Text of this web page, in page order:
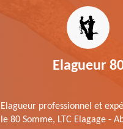
Elagueur
Elagueur professionnel et
le 80 Somme, LTC Elagage -